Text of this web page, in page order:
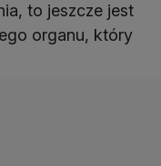
to jeszcze jest
organu, który